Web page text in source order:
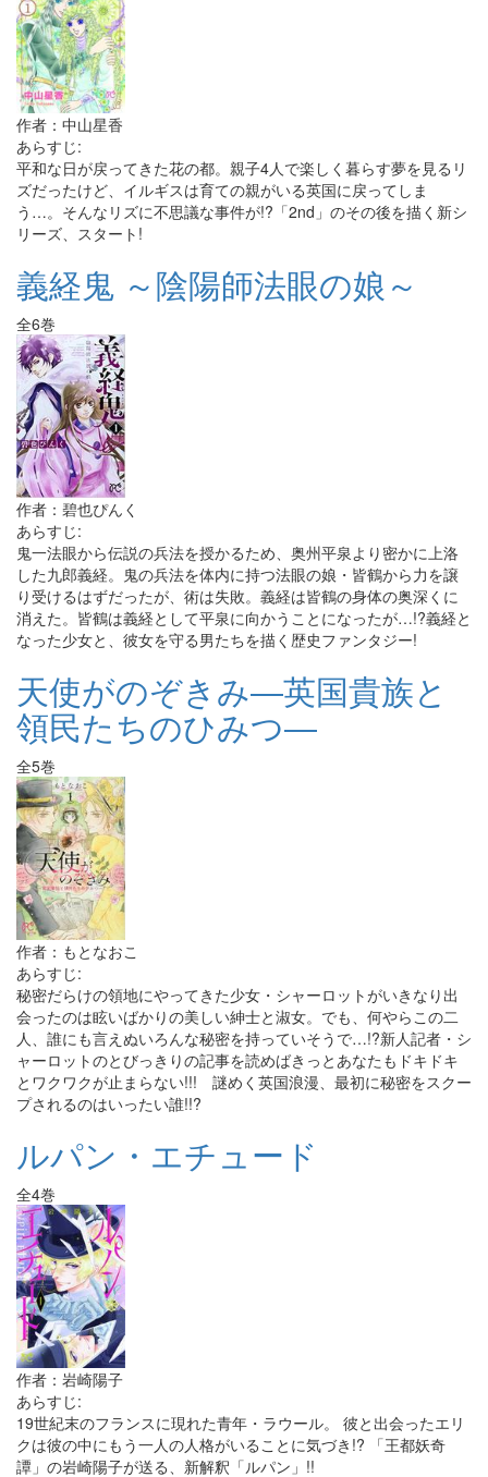
作者：中山星香
あらすじ:
平和な日が戻ってきた花の都。親子4人で楽しく暮らす夢を見るリ
ズだったけど、イルギスは育ての親がいる英国に戻ってしま
う…。そんなリズに不思議な事件が!?「2nd」のその後を描く新シ
リーズ、スタート!
義経鬼 ～陰陽師法眼の娘～
全6巻
作者：碧也ぴんく
あらすじ:
鬼一法眼から伝説の兵法を授かるため、奥州平泉より密かに上洛
した九郎義経。鬼の兵法を体内に持つ法眼の娘・皆鶴から力を譲
り受けるはずだったが、術は失敗。義経は皆鶴の身体の奥深くに
消えた。皆鶴は義経として平泉に向かうことになったが…!?義経と
なった少女と、彼女を守る男たちを描く歴史ファンタジー!
天使がのぞきみ―英国貴族と
領民たちのひみつ―
全5巻
作者：もとなおこ
あらすじ:
秘密だらけの領地にやってきた少女・シャーロットがいきなり出
会ったのは眩いばかりの美しい紳士と淑女。でも、何やらこの二
人、誰にも言えぬいろんな秘密を持っていそうで…!?新人記者・シ
ャーロットのとびっきりの記事を読めばきっとあなたもドキドキ
とワクワクが止まらない!!! 謎めく英国浪漫、最初に秘密をスクー
プされるのはいったい誰!!?
ルパン・エチュード
全4巻
作者：岩崎陽子
あらすじ:
19世紀末のフランスに現れた青年・ラウール。 彼と出会ったエリ
クは彼の中にもう一人の人格がいることに気づき!? 「王都妖奇
譚」の岩崎陽子が送る、新解釈「ルパン」!!